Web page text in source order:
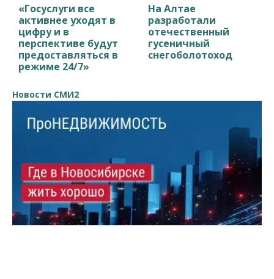
«Госуслуги все
активнее уходят в
цифру и в
перспективе будут
предоставляться в
режиме 24/7»
На Алтае
разработали
отечественный
гусеничный
снегоболотоход
Новости СМИ2